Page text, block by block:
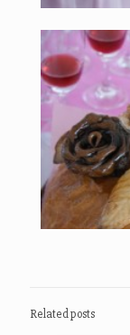
Related posts